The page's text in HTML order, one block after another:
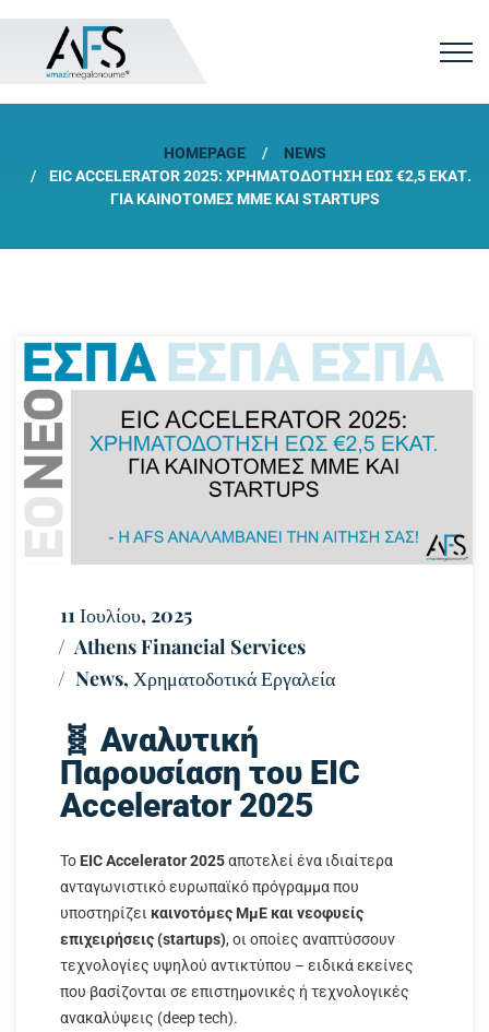
HOMEPAGE
NEWS
EIC ACCELERATOR 2025: ΧΡΗΜΑΤΟΔΌΤΗΣΗ ΈΩΣ €2,5 ΕΚΑΤ.
ΓΙΑ ΚΑΙΝΟΤΌΜΕΣ ΜΜΕ ΚΑΙ STARTUPS
11 Ιουλίου, 2025
Athens Financial Services
News, Χρηματοδοτικά Εργαλεία
🧬 Αναλυτική
Παρουσίαση του EIC
Accelerator 2025
Το EIC Accelerator 2025αποτελεί ένα ιδιαίτερα
ανταγωνιστικό ευρωπαϊκό πρόγραμμα που
υποστηρίζει καινοτόμες ΜμΕ και νεοφυείς
επιχειρήσεις (startups), οι οποίες αναπτύσσουν
τεχνολογίες υψηλού αντικτύπου – ειδικά εκείνες
που βασίζονται σε επιστημονικές ή τεχνολογικές
ανακαλύψεις (deep tech).